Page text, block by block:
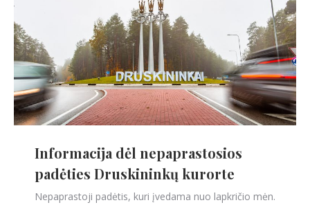
Informacija dėl nepaprastosios
padėties Druskininkų kurorte
Nepaprastoji padėtis, kuri įvedama nuo lapkričio mėn.